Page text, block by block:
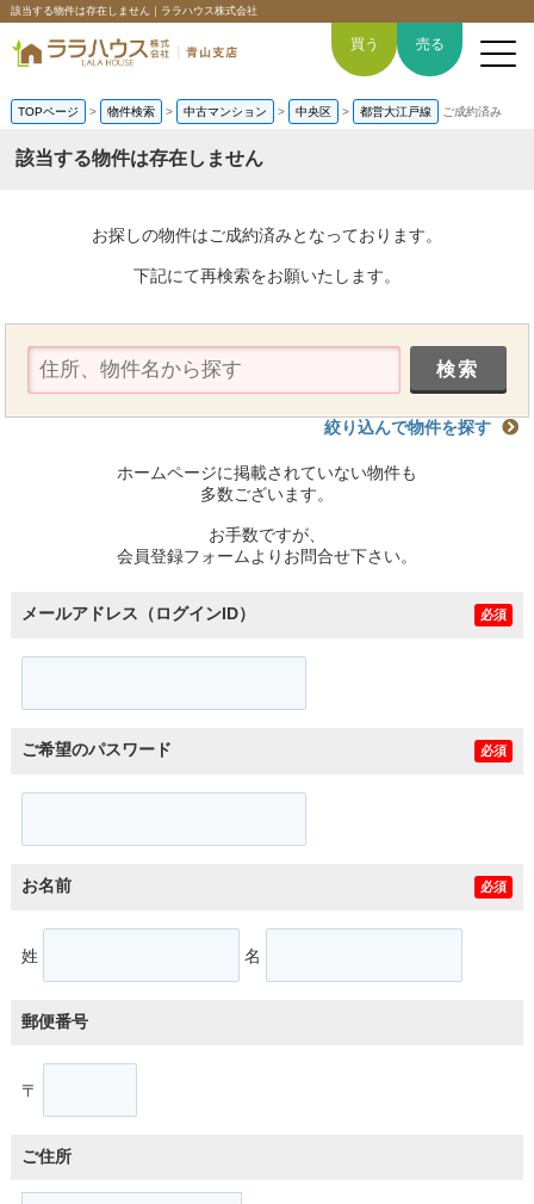
該当する物件は存在しません｜ララハウス株式会社
空間デザイン事例
6つの強み
スタッフ紹介
買う 売る
TOPページ > 物件検索 > 中古マンション > 中央区 > 都営大江戸線 ご成約済み
該当する物件は存在しません
お探しの物件はご成約済みとなっております。
下記にて再検索をお願いたします。
絞り込んで物件を探す
ホームページに掲載されていない物件も
多数ございます。
お手数ですが、
会員登録フォームよりお問合せ下さい。
メールアドレス（ログインID） 必須
ご希望のパスワード 必須
お名前 必須
姓 名
郵便番号
〒
ご住所